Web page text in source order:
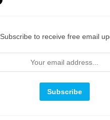
Subscribe to receive free email